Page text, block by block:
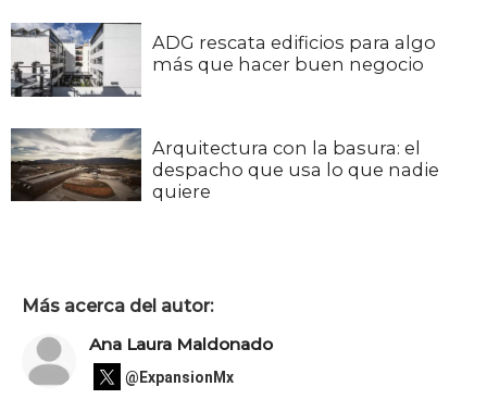
ADG rescata edificios para algo
más que hacer buen negocio
Arquitectura con la basura: el
despacho que usa lo que nadie
quiere
Más acerca del autor:
Ana Laura Maldonado
@ExpansionMx